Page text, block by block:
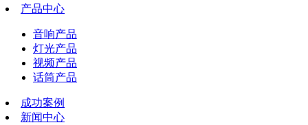
产品中心
音响产品
灯光产品
视频产品
话筒产品
成功案例
新闻中心